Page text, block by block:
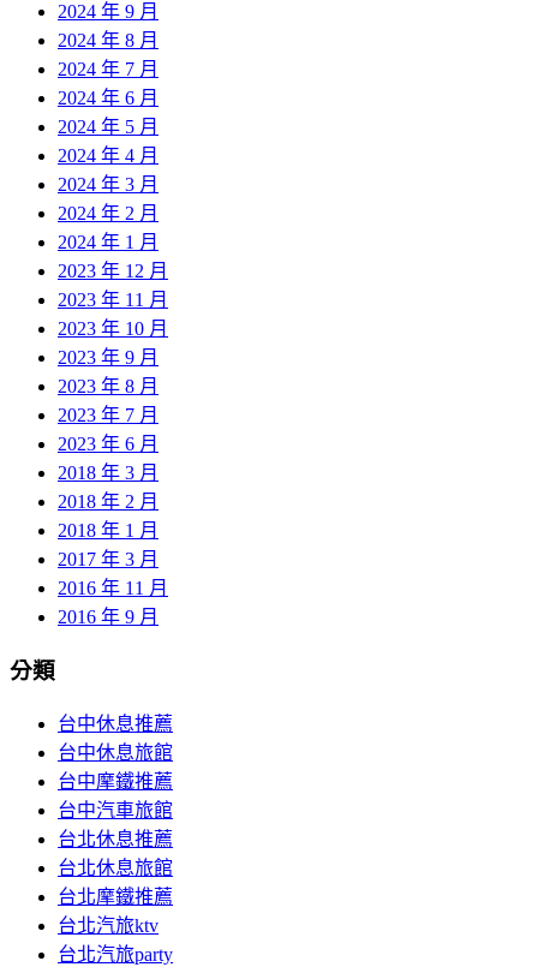
2024 年 9 月
2024 年 8 月
2024 年 7 月
2024 年 6 月
2024 年 5 月
2024 年 4 月
2024 年 3 月
2024 年 2 月
2024 年 1 月
2023 年 12 月
2023 年 11 月
2023 年 10 月
2023 年 9 月
2023 年 8 月
2023 年 7 月
2023 年 6 月
2018 年 3 月
2018 年 2 月
2018 年 1 月
2017 年 3 月
2016 年 11 月
2016 年 9 月
分類
台中休息推薦
台中休息旅館
台中摩鐵推薦
台中汽車旅館
台北休息推薦
台北休息旅館
台北摩鐵推薦
台北汽旅ktv
台北汽旅party